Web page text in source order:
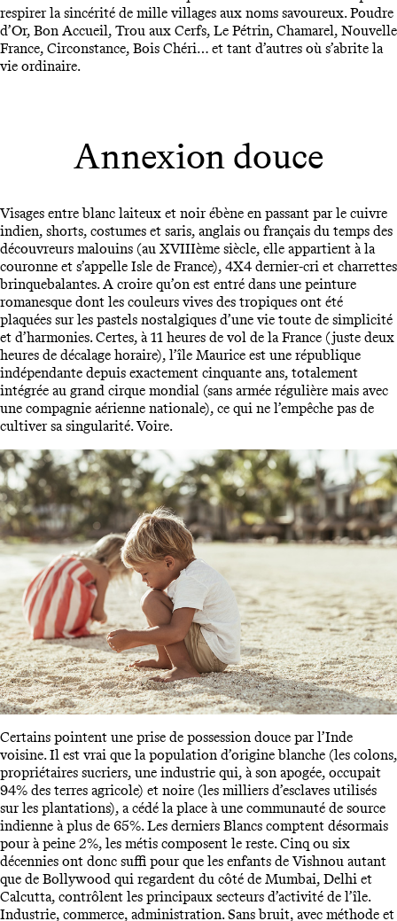
respirer la sincérité de mille villages aux noms savoureux. Poudre
d’Or, Bon Accueil, Trou aux Cerfs, Le Pétrin, Chamarel, Nouvelle
France, Circonstance, Bois Chéri… et tant d’autres où s’abrite la
vie ordinaire.
Annexion douce
Visages entre blanc laiteux et noir ébène en passant par le cuivre
indien, shorts, costumes et saris, anglais ou français du temps des
découvreurs malouins (au XVIIIème siècle, elle appartient à la
couronne et s’appelle Isle de France), 4X4 dernier-cri et charrettes
brinquebalantes. A croire qu’on est entré dans une peinture
romanesque dont les couleurs vives des tropiques ont été
plaquées sur les pastels nostalgiques d’une vie toute de simplicité
et d’harmonies. Certes, à 11 heures de vol de la France (juste deux
heures de décalage horaire), l’île Maurice est une république
indépendante depuis exactement cinquante ans, totalement
intégrée au grand cirque mondial (sans armée régulière mais avec
une compagnie aérienne nationale), ce qui ne l’empêche pas de
cultiver sa singularité. Voire.
Certains pointent une prise de possession douce par l’Inde
voisine. Il est vrai que la population d’origine blanche (les colons,
propriétaires sucriers, une industrie qui, à son apogée, occupait
94% des terres agricole) et noire (les milliers d’esclaves utilisés
sur les plantations), a cédé la place à une communauté de source
indienne à plus de 65%. Les derniers Blancs comptent désormais
pour à peine 2%, les métis composent le reste. Cinq ou six
décennies ont donc suffi pour que les enfants de Vishnou autant
que de Bollywood qui regardent du côté de Mumbai, Delhi et
Calcutta, contrôlent les principaux secteurs d’activité de l’île.
Industrie, commerce, administration. Sans bruit, avec méthode et